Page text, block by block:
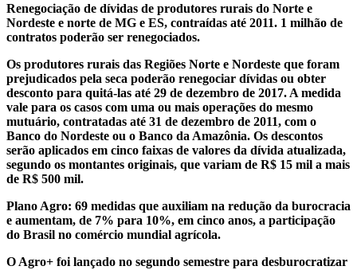
Renegociação de dívidas de produtores rurais do Norte e
Nordeste e norte de MG e ES, contraídas até 2011. 1 milhão de
contratos poderão ser renegociados.
Os produtores rurais das Regiões Norte e Nordeste que foram
prejudicados pela seca poderão renegociar dívidas ou obter
desconto para quitá-las até 29 de dezembro de 2017. A medida
vale para os casos com uma ou mais operações do mesmo
mutuário, contratadas até 31 de dezembro de 2011, com o
Banco do Nordeste ou o Banco da Amazônia. Os descontos
serão aplicados em cinco faixas de valores da dívida atualizada,
segundo os montantes originais, que variam de R$ 15 mil a mais
de R$ 500 mil.
Plano Agro: 69 medidas que auxiliam na redução da burocracia
e aumentam, de 7% para 10%, em cinco anos, a participação
do Brasil no comércio mundial agrícola.
O Agro+ foi lançado no segundo semestre para desburocratizar